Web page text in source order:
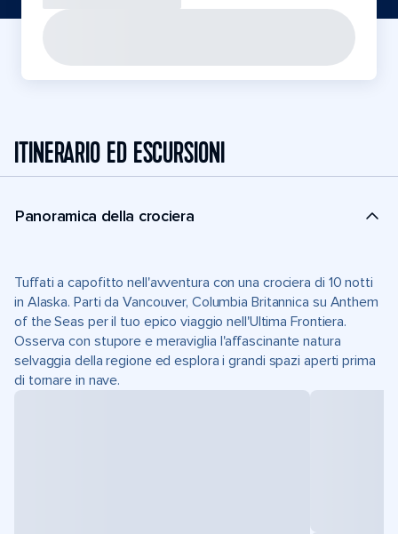
ITINERARIO ED ESCURSIONI
Panoramica della crociera
Tuffati a capofitto nell'avventura con una crociera di 10 notti
in Alaska. Parti da Vancouver, Columbia Britannica su Anthem
of the Seas per il tuo epico viaggio nell'Ultima Frontiera.
Osserva con stupore e meraviglia l'affascinante natura
selvaggia della regione ed esplora i grandi spazi aperti prima
di tornare in nave.